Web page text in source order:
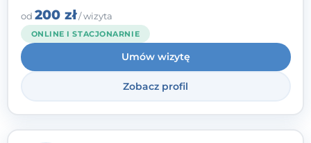
źródła trudności i spojrzeć na nie inaczej
niż dotąd.
od 200 zł/ wizyta
ONLINE I STACJONARNIE
Umów wizytę
Zobacz profil